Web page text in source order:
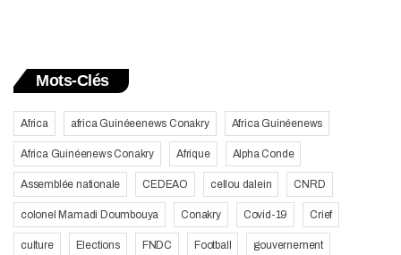
Mots-Clés
Africa africa Guinéeenews Conakry Africa Guinéenews
Africa Guinéenews Conakry Afrique Alpha Conde
Assemblée nationale CEDEAO cellou dalein CNRD
colonel Mamadi Doumbouya Conakry Covid-19 Crief
culture Elections FNDC Football gouvernement